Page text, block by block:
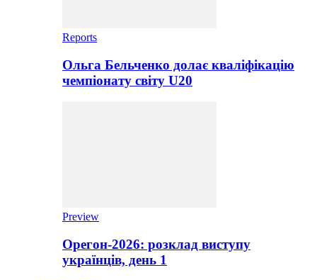
Reports
Ольга Бельченко долає кваліфікацію
чемпіонату світу U20
Preview
Орегон-2026: розклад виступу
українців, день 1